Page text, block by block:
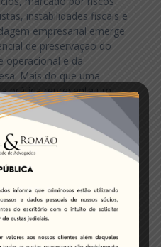
instabilidades fiscais e
empresarial emerge
de preservação do
operacional e da
Mais do que uma
prática representa um
jurídicas,
Romão
recebem